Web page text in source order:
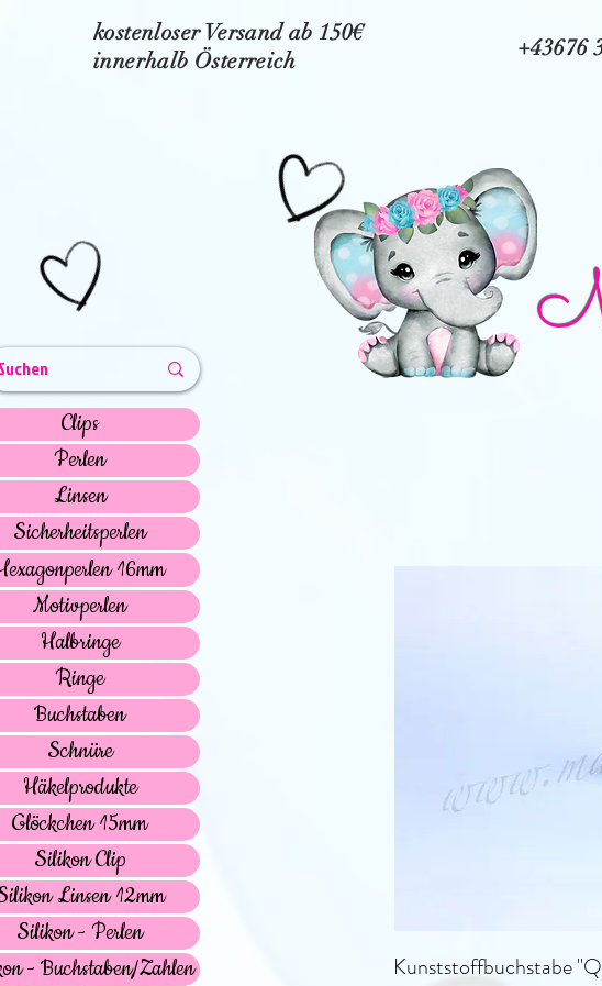
kostenloser Versand ab 150€
innerhalb Österreich
+43676
Kunststoffbuchstabe
Clips
Perlen
Linsen
Sicherheitsperlen
16mm
Motivperlen
Halbringe
Ringe
Buchstaben
Schnüre
Häkelprodukte
Glöckchen 15mm
Silikon Clip
Linsen 12mm
Silikon - Perlen
- Buchstaben/Zahlen